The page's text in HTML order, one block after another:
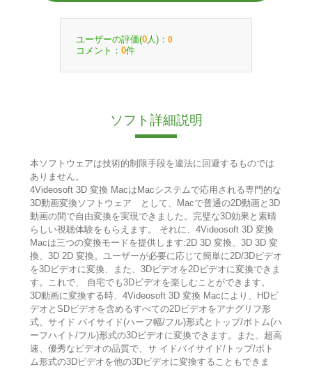
ユーザーの評価(0 人)： 0
コメント： 0件
ソフト詳細説明
本ソフトウェアは技術的制限手段を違法に回避するものでは
ありません。
4Videosoft 3D 変換 MacはMacシステムで応用される専門的な
3D動画変換ソフトウェア として、Macで普通の2D動画と3D
動画の間で自由変換を実現できました。完璧な3D効果と素晴
らしい視聴体験をもらえます。 それに、4Videosoft 3D 変換
Macは三つの変換モードを提供します:2D 3D 変換、3D 3D 変
換、3D 2D 変換。ユーザーが必要に応じて簡単に2D/3Dビデオ
を3Dビデオに変換、また、3Dビデオを2Dビデオに変換できま
す。これで、 自宅でも3Dビデオを楽しむことができます。
3D動画に変換する時、4Videosoft 3D 変換 Macにより、HDビ
デオとSDビデオを含めるすべての2Dビデオをアナグリフ形
式、サイド バイサイド(ハーフ幅/フル)形式とトップ/ボトム(ハ
ーフハイト/フル)形式の3Dビデオに変換できます。また、超高
速、優秀なビデオの品質で、サ イドバイサイド/トップ/ボト
ム形式の3Dビデオを他の3Dビデオに変換することもできま